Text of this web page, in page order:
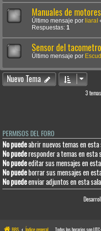
Manuales de
Último mensaje por liaraI
Respuestas: 1
Sensor del
Último mensaje por
Nuevo Tema
3
PERMISOS DEL FORO
No puedeabrir nuevos temas en esta
No puederesponder a temas en esta
No puedeeditar sus mensajes en
No puedeborrar sus mensajes en
No puedeenviar adjuntos en esta sala
BBS Índice general Todos los horarios son